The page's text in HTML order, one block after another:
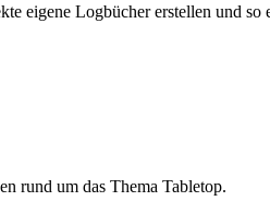
eigene Logbücher erstellen und so
rund um das Thema Tabletop.